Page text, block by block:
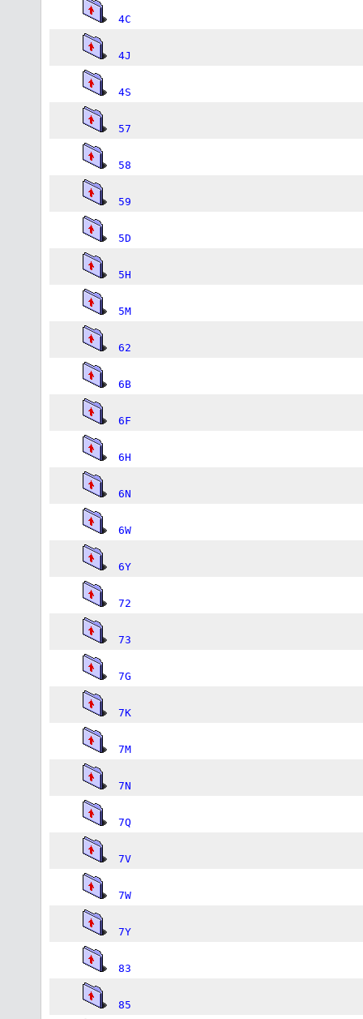
4C
4J
4S
57
58
59
5D
5H
5M
62
6B
6F
6H
6N
6W
6Y
72
73
7G
7K
7M
7N
7Q
7V
7W
7Y
83
85